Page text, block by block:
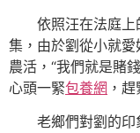
依照汪在法庭上
集，由於劉從小就
農活，“我們就是賭
心頭一緊包養網 ，
老鄉們對劉的印